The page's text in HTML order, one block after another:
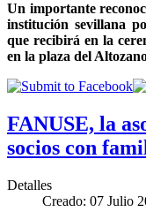
Un importante
institución sevillana
que recibirá en la
en la plaza del
FANUSE, la
socios con
Detalles
Creado: 07 Julio